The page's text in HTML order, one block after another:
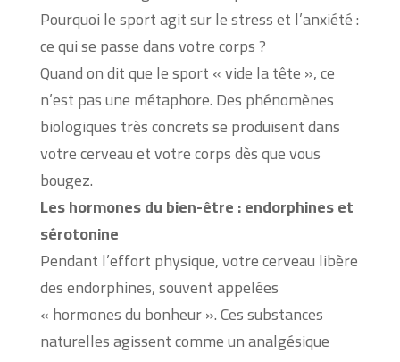
Pourquoi le sport agit sur le stress et l’anxiété :
ce qui se passe dans votre corps ?
Quand on dit que le sport « vide la tête », ce
n’est pas une métaphore. Des phénomènes
biologiques très concrets se produisent dans
votre cerveau et votre corps dès que vous
bougez.
Les hormones du bien-être : endorphines et
sérotonine
Pendant l’effort physique, votre cerveau libère
des endorphines, souvent appelées
« hormones du bonheur ». Ces substances
naturelles agissent comme un analgésique